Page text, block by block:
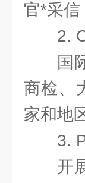
官*采
2.
国
商检、
家和地
3.
开